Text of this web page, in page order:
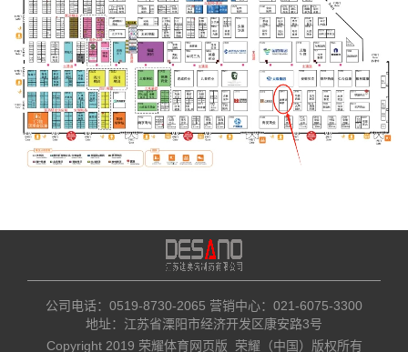
公司电话：0519-8730-2065​ 营销中心：021-6075-3300
地址：江苏省溧阳市经济开发区康安路3号
Copyright 2019 荣耀体育网页版_荣耀（中国）版权所有